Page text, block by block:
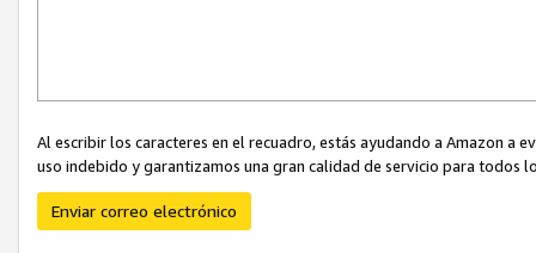
Al escribir los caracteres en el recuadro, estás ayudando a Amazon
uso indebido y garantizamos una gran calidad de servicio para todos
Enviar correo electrónico